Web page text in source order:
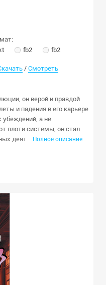
fb2 fb2
/Смотреть
он верой и правдой
и падения в его карьере
убеждений, а не
плоти системы, он стал
деят...
Полное описание